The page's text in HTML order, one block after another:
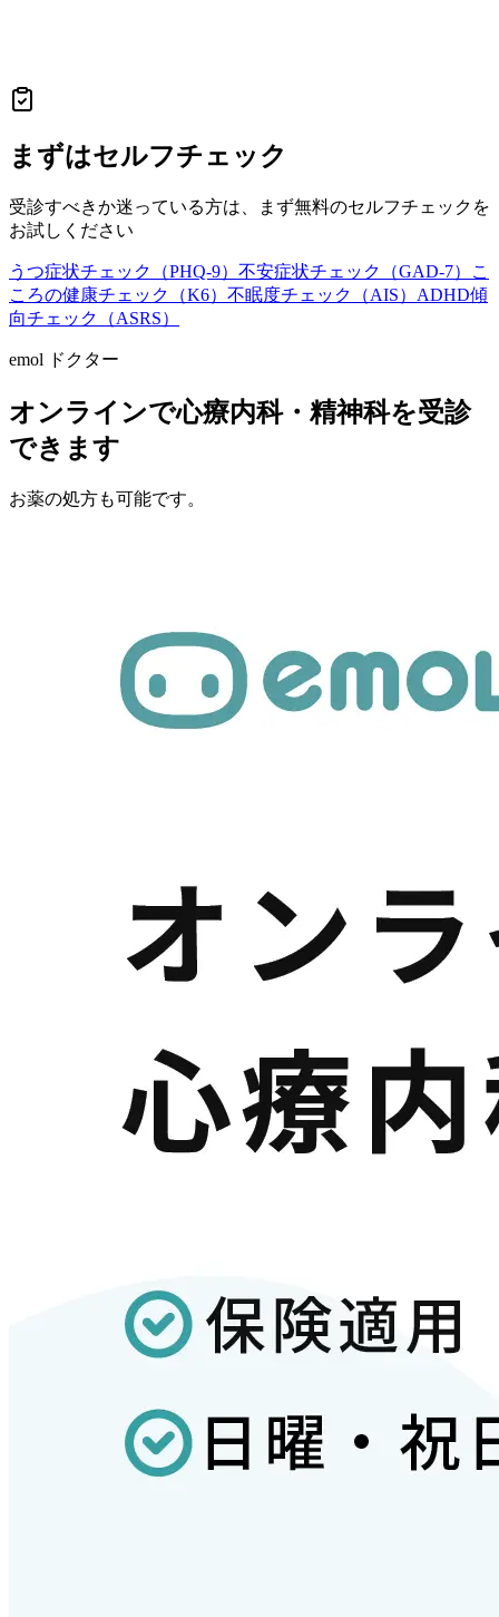
まずはセルフチェック
受診すべきか迷っている方は、まず無料のセルフチェックを
お試しください
うつ症状チェック（PHQ-9） 不安症状チェック（GAD-7）
こ
ころの健康チェック（K6） 不眠度チェック（AIS） ADHD傾
向チェック（ASRS）
emol ドクター
オンラインで心療内科・精神科を受診
できます
お薬の処方も可能です。